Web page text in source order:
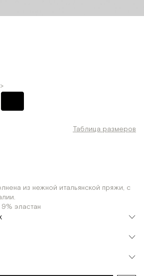
Таблица размеров
из нежной итальянской пряжи, с
эластан
24/3
XSS